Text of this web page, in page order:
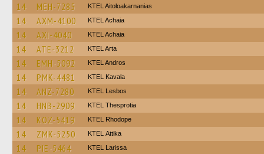
14 MEH-7285 KTEL Aitoloakarnanias
14 AXM-4100 KTEL Achaia
14 AXI-4040 KTEL Achaia
14 ATE-3212 KTEL Arta
14 EMH-5092 KTEL Andros
14 PMK-4481 KTEL Kavala
14 ANZ-7280 KTEL Lesbos
14 HNB-2909 KTEL Thesprotia
14 KOZ-5419 KTEL Rhodope
14 ZMK-5250 KΤΕL Αttika
14 PIE-5464 KTEL Larissa